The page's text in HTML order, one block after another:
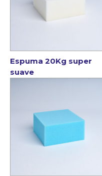
Espuma 20Kg super
suave